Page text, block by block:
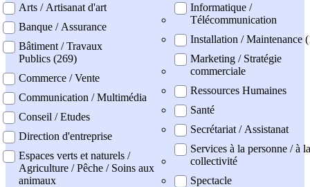
Arts / Artisanat d'art
Banque / Assurance
Bâtiment / Travaux
Publics (269)
Commerce / Vente
Communication / Multimédia
Conseil / Etudes
Direction d'entreprise
Espaces verts et naturels /
Agriculture / Pêche / Soins aux
animaux
Informatique /
Télécommunication
Installation / Maintenance
Marketing / Stratégie
commerciale
Ressources Humaines
Santé
Secrétariat / Assistanat
Services à la personne / à la
collectivité
Spectacle